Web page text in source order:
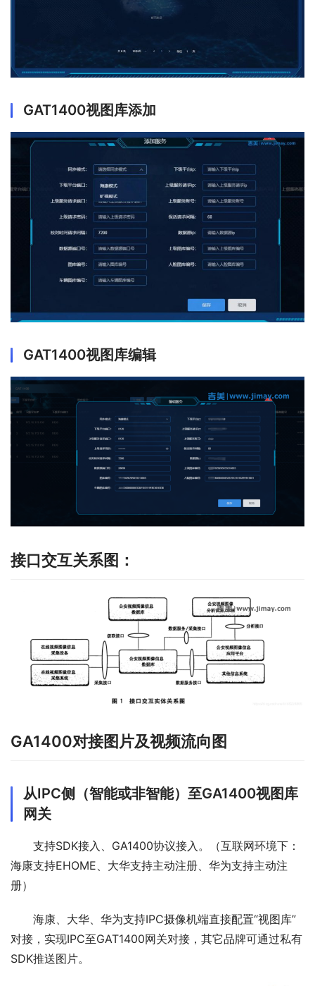
GAT1400视图库添加
GAT1400视图库编辑
接口交互关系图：
GA1400对接图片及视频流向图
从IPC侧（智能或非智能）至GA1400视图库
网关
支持SDK接入、GA1400协议接入。（互联网环境下：
海康支持EHOME、大华支持主动注册、华为支持主动注
册）
海康、大华、华为支持IPC摄像机端直接配置“视图库”
对接，实现IPC至GAT1400网关对接，其它品牌可通过私有
SDK推送图片。